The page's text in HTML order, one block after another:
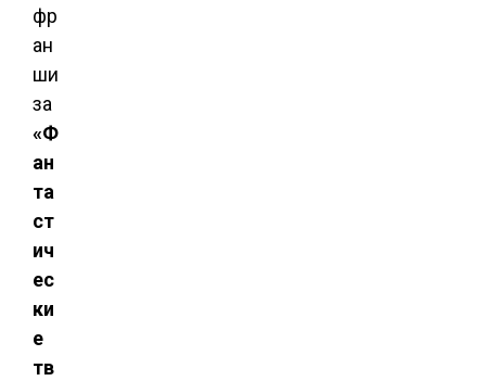
фр
ан
ши
за
«Ф
ан
та
ст
ич
ес
ки
е
тв